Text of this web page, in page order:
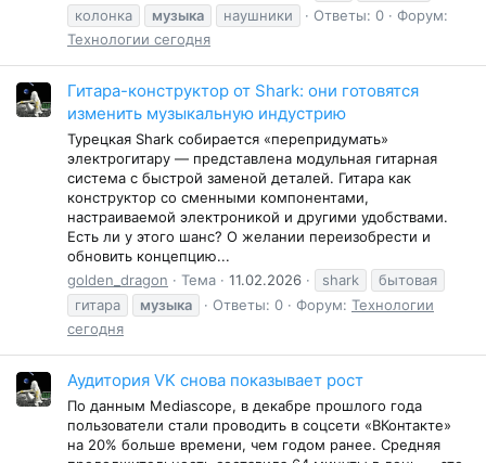
колонка
музыка наушники Ответы: 0
Форум:
Технологии сегодня
Гитара-конструктор от Shark: они готовятся
изменить музыкальную индустрию
Турецкая Shark собирается «перепридумать»
электрогитару — представлена модульная гитарная
система с быстрой заменой деталей. Гитара как
конструктор со сменными компонентами,
настраиваемой электроникой и другими удобствами.
Есть ли у этого шанс? О желании переизобрести и
обновить концепцию...
golden_dragon
Тема 11.02.2026 shark
бытовая
гитара
музыка Ответы: 0 Форум: Технологии
сегодня
Аудитория VK снова показывает рост
По данным Mediascope, в декабре прошлого года
пользователи стали проводить в соцсети «ВКонтакте»
на 20% больше времени, чем годом ранее. Средняя